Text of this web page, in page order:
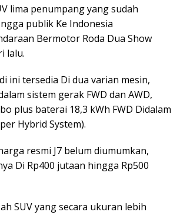
lima penumpang yang sudah
publik Ke Indonesia
Bermotor Roda Dua Show
lalu.
ini tersedia Di dua varian mesin,
sistem gerak FWD dan AWD,
plus baterai 18,3 kWh FWD Didalam
Hybrid System).
resmi J7 belum diumumkan,
Di Rp400 jutaan hingga Rp500
SUV yang secara ukuran lebih